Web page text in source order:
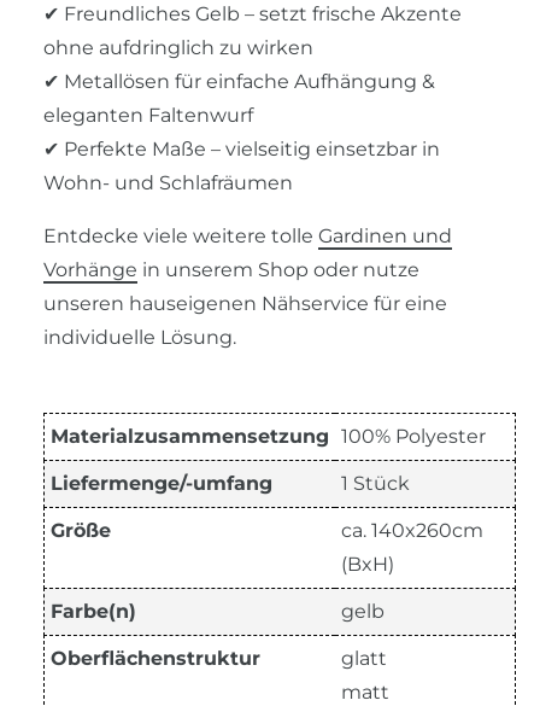
✔ Freundliches Gelb – setzt frische Akzente
ohne aufdringlich zu wirken
✔ Metallösen für einfache Aufhängung &
eleganten Faltenwurf
✔ Perfekte Maße – vielseitig einsetzbar in
Wohn- und Schlafräumen
Entdecke viele weitere tolle Gardinen und
Vorhänge in unserem Shop oder nutze
unseren hauseigenen Nähservice für eine
individuelle Lösung.
Materialzusammensetzung 100% Polyester
Liefermenge/-umfang 1 Stück
Größe
ca. 140x260cm
(BxH)
Farbe(n) gelb
Oberflächenstruktur
glatt
matt